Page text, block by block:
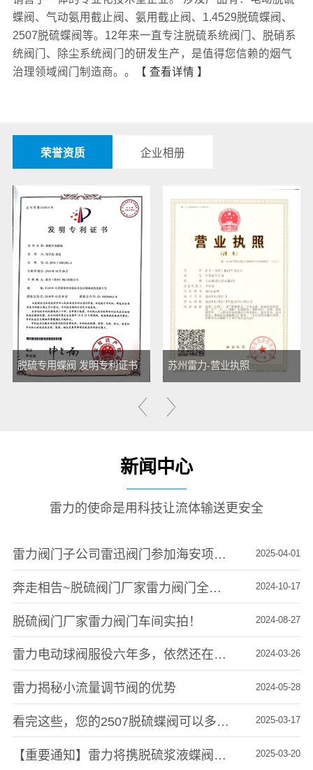
蝶阀、气动氨用截止阀、氨用截止阀、1.4529脱硫蝶阀、
2507脱硫蝶阀等。12年来一直专注脱硫系统阀门、脱硝系
统阀门、除尘系统阀门的研发生产，是值得您信赖的烟气
治理领域阀门制造商。。
【 查看详情 】
荣誉资质 企业相册
苏州雷力-营业执照
新闻中心
雷力的使命是用科技让流体输送更安全
雷力阀门子公司雷迅阀门参加海安项目集中签约活动，总经理张子龙出席并发言 2025-04-01
奔走相告~脱硫阀门厂家雷力阀门全资子公司成功落地啦！ 2024-10-17
脱硫阀门厂家雷力阀门车间实拍！ 2024-08-27
雷力电动球阀服役六年多，依然还在一线运转！ 2024-03-26
雷力揭秘小流量调节阀的优势 2024-05-28
看完这些，您的2507脱硫蝶阀可以多活两年 2025-03-17
【重要通知】雷力将携脱硫浆液蝶阀参展第26届中国环博展 2025-03-20